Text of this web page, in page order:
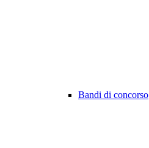
Bandi di concorso